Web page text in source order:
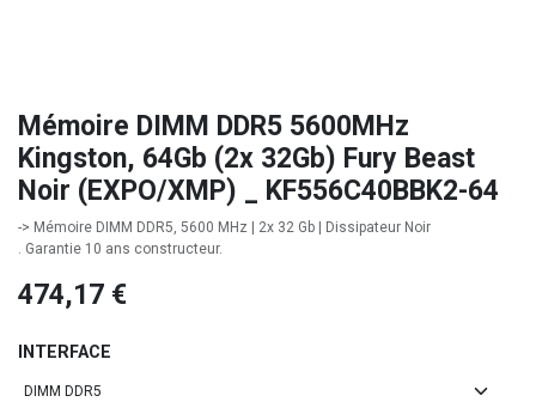
Mémoire DIMM DDR5 5600MHz
Kingston, 64Gb (2x 32Gb) Fury Beast
Noir (EXPO/XMP) _ KF556C40BBK2-64
-> Mémoire DIMM DDR5, 5600 MHz | 2x 32 Gb | Dissipateur Noir
. Garantie 10 ans constructeur.
474,17 €
INTERFACE